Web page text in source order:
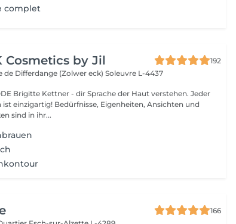
complet
Cosmetics by Jil
192
de Differdange (Zolwer eck)Soleuvre L-4437
Brigitte Kettner - dir Sprache der Haut verstehen. Jeder
ist einzigartig! Bedürfnisse, Eigenheiten, Ansichten und
sind in ihr...
166